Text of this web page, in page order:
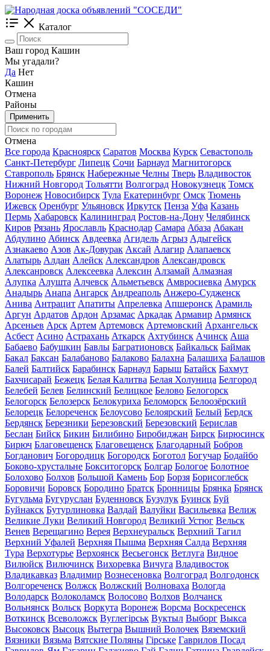
Каталог
Ваш город Кашин
Мы угадали?
Да Нет
Кашин
Отмена
Районы
Применить
Отмена
Все города Красноярск Саратов Москва Курск Севастополь
Санкт-Петербург Липецк Сочи Барнаул Магнитогорск
Ставрополь Брянск Набережные Челны Тверь Владивосток
Нижний Новгород Тольятти Волгоград Новокузнецк Томск
Воронеж Новосибирск Тула Екатеринбург Омск Тюмень
Ижевск Оренбург Ульяновск Иркутск Пенза Уфа Казань
Пермь Хабаровск Калининград Ростов-на-Дону Челябинск
Киров Рязань Ярославль Краснодар Самара Абаза Абакан
Абдулино Абинск Авдеевка Агидель Агрыз Адыгейск
Азнакаево Азов Ак-Довурак Аксай Алагир Алапаевск
Алатырь Алдан Алейск Александров Александровск
Алексанровск Алексеевка Алексин Алзамай Алмазная
Алупка Алушта Алчевск Альметьевск Амвросиевка Амурск
Анадырь Анапа Ангарск Андреаполь Анжеро-Судженск
Анива Антрацит Апатиты Апрелевка Апшеронск Арамиль
Аргун Ардатов Ардон Арзамас Аркадак Армавир Армянск
Арсеньев Арск Артем Артемовск Артемовский Архангельск
Асбест Асино Астрахань Аткарск Ахтубинск Ачинск Аша
Бабаево Бабушкин Бавлы Багратионовск Байкальск Баймак
Бакал Баксан Балабаново Балаково Балахна Балашиха Балашов
Балей Балтийск Барабинск Барнаул Барыш Батайск Бахмут
Бахчисарай Бежецк Белая Калитва Белая Холуница Белгород
Белебей Белев Белинский Белицкое Белово Белогорск
Белогорск Белозерск Белокуриха Беломорск Белоозёрский
Белорецк Белореченск Белоусово Белоярский Белый Бердск
Бердянск Березники Березовский Березовский Берислав
Беслан Бийск Бикин Билибино Биробиджан Бирск Бирюсинск
Бирюч Благовещенск Благовещенск Благодарный Бобров
Богданович Богородицк Богородск Боготол Богучар Бодайбо
Боково-хрустальне Бокситогорск Болгар Бологое Болотное
Болохово Болхов Большой Камень Бор Борзя Борисоглебск
Боровичи Боровск Бородино Братск Бронницы Брянка Брянск
Бугульма Бугуруслан Буденновск Бузулук Буинск Буй
Буйнакск Бутурлиновка Валдай Валуйки Васильевка Велиж
Великие Луки Великий Новгород Великий Устюг Вельск
Венев Верещагино Верея Верхнеуральск Верхний Тагил
Верхний Уфалей Верхняя Пышма Верхняя Салда Верхняя
Тура Верхотурье Верхоянск Весьегонск Ветлуга Видное
Вилюйск Вилючинск Вихоревка Вичуга Владивосток
Владикавказ Владимир Вознесеновка Волгоград Волгодонск
Волгореченск Волжск Волжский Волноваха Вологда
Володарск Волоколамск Волосово Волхов Волчанск
Вольнянск Вольск Воркута Воронеж Ворсма Воскресенск
Воткинск Всеволожск Вуглегірськ Вуктыл Выборг Выкса
Высоковск Высоцк Вытегра Вышний Волочек Вяземский
Вязники Вязьма Вятские Поляны Гірське Гаврилов Посад